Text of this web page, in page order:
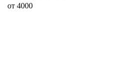
от 4000